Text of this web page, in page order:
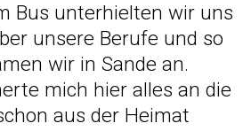
Bus unterhielten wir uns
unsere Berufe und so
wir in Sande an.
mich hier alles an die
aus der Heimat